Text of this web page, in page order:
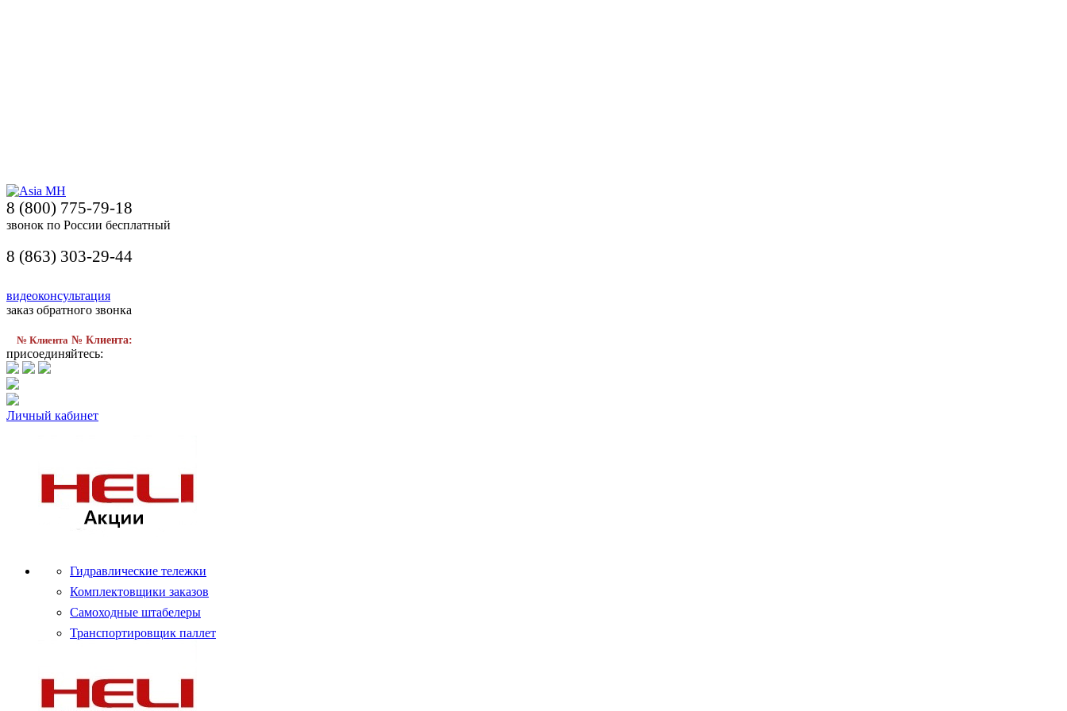
8 (800) 775-79-18
звонок по России бесплатный
8 (863) 303-29-44
видеоконсультация
заказ обратного звонка
№ Клиента № Клиента:
присоединяйтесь:
Личный кабинет
Гидравлические тележки
Комплектовщики заказов
Самоходные штабелеры
Транспортировщик паллет